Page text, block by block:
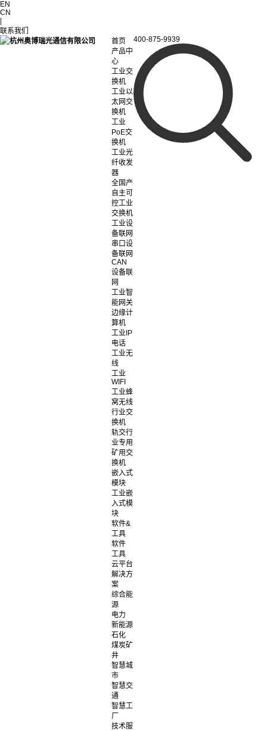
EN
CN
联系我们
首页
产品中
心
工业交
换机
工业以
太网交
换机
工业
PoE交
换机
工业光
纤收发
器
全国产
自主可
控工业
交换机
工业设
备联网
串口设
备联网
CAN
设备联
网
工业智
能网关
边缘计
算机
工业IP
电话
工业无
线
工业
WIFI
工业蜂
窝无线
行业交
换机
轨交行
业专用
矿用交
换机
嵌入式
模块
工业嵌
入式模
块
软件&
工具
软件
工具
云平台
解决方
案
综合能
源
电力
新能源
石化
煤炭矿
井
智慧城
市
智慧交
通
智慧工
厂
技术服
400-875-9939